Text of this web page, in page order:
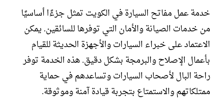
خدمة عمل مفاتح السيارة في الكويت تمثل جزءًا أساسيًا
من خدمات الصيانة والأمان التي توفرها للسائقين. يمكن
الاعتماد على خبراء السيارات والأجهزة الحديثة للقيام
بأعمال الإصلاح والبرمجة بشكل دقيق. هذه الخدمة توفر
راحة البال لأصحاب السيارات وتساعدهم في حماية
ممتلكاتهم والاستمتاع بتجربة قيادة آمنة وموثوقة.